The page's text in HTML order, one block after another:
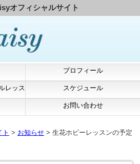
オフィシャルサイト
プロフィール
レッス
スケジュール
お問い合わせ
> お知らせ > 生花ホビーレッスンの予定